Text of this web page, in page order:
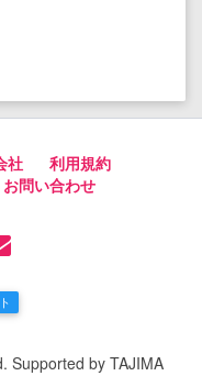
社
利用規約
お問い合わせ
Supported by TAJIMA